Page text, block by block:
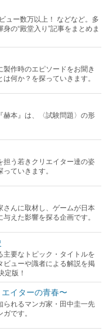
ュー数万以上！ などなど。多
の“殿堂入り”記事をまとめま
作時のエピソードをお聞き
何か？を探っていきます。
赫本』は、〈試験問題〉の形
担う若きクリエイター達の姿
ていきます。
んに取材し、ゲームが日本
えた影響を探る企画です。
主要なトピック・タイトルを
ューや識者による解説を掲
定版！
イターの青春〜
られるマンガ家・田中圭一先
です。